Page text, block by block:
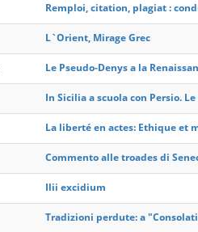
Remploi, citation, plagiat :
L`Orient, Mirage Grec
Le Pseudo-Denys a la
In Sicilia a scuola con Persio.
La liberté en actes: Ethique et
Commento alle troades di
Ilii excidium
Tradizioni perdute: a